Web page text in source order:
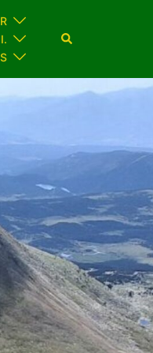
Rechercher